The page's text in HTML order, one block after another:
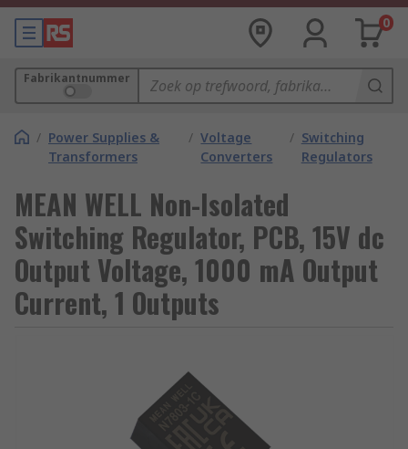
0
Fabrikantnummer
/ Power Supplies &
Transformers
/ Voltage
Converters
/ Switching
Regulators
MEAN WELL Non-Isolated
Switching Regulator, PCB, 15V dc
Output Voltage, 1000 mA Output
Current, 1 Outputs